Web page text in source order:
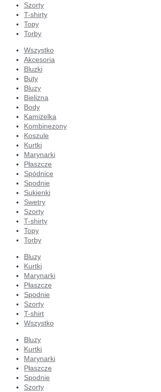
Szorty
T-shirty
Topy
Torby
Wszystko
Akcesoria
Bluzki
Buty
Bluzy
Bielizna
Body
Kamizelka
Kombinezony
Koszule
Kurtki
Marynarki
Płaszcze
Spódnice
Spodnie
Sukienki
Swetry
Szorty
T-shirty
Topy
Torby
Bluzy
Kurtki
Marynarki
Płaszcze
Spodnie
Szorty
T-shirt
Wszystko
Bluzy
Kurtki
Marynarki
Płaszcze
Spodnie
Szorty